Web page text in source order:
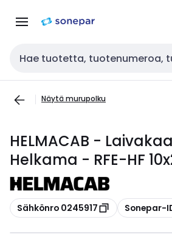
navigointiinsisältöön
Haku
Näytä murupolku
HELMACAB -
Helkama - RFE-HF
Kopioi
Sähkönro 0245917 Kopioi
Sonepar-